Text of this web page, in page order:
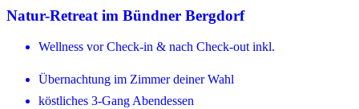
Natur-Retreat im Bündner Bergdorf
Wellness vor Check-in & nach Check-out inkl.
Übernachtung im Zimmer deiner Wahl
köstliches 3-Gang Abendessen